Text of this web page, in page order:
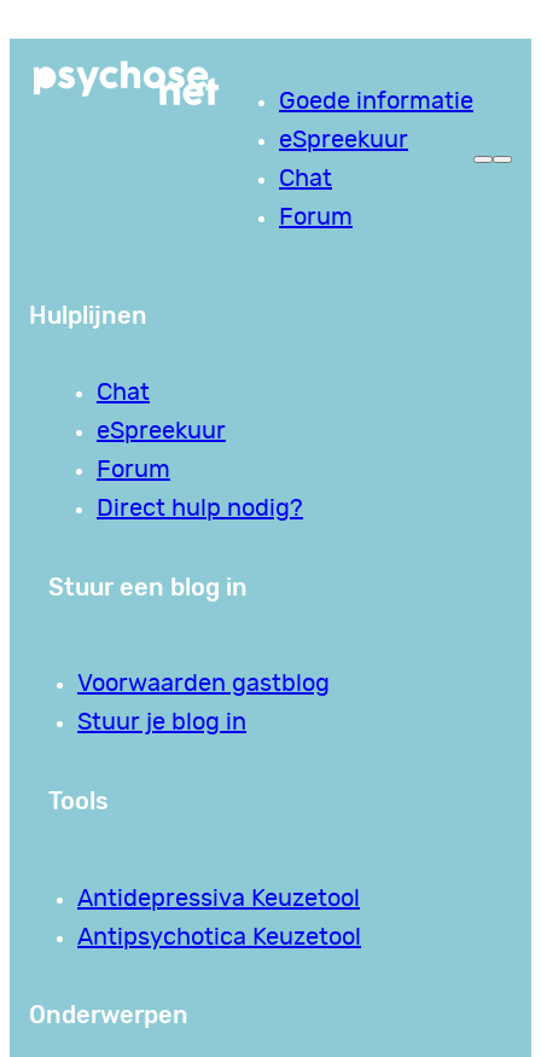
naar
Goede informatie
eSpreekuur
Chat
Forum
Hulplijnen
Chat
eSpreekuur
Forum
Direct hulp nodig?
Stuur een blog in
Voorwaarden gastblog
Stuur je blog in
Tools
Antidepressiva Keuzetool
Antipsychotica Keuzetool
Onderwerpen